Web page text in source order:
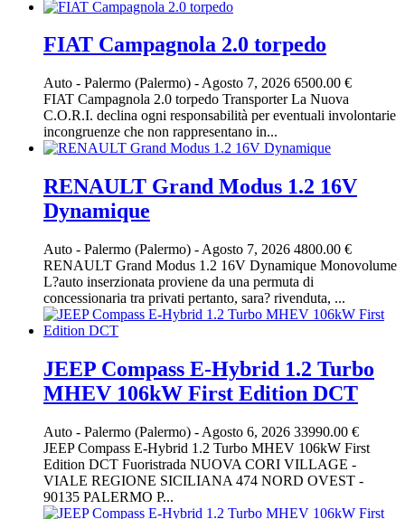
FIAT Campagnola 2.0 torpedo
Auto - Palermo (Palermo) - Agosto 7, 2026 6500.00 €
FIAT Campagnola 2.0 torpedo Transporter La Nuova
C.O.R.I. declina ogni responsabilità per eventuali involontarie
incongruenze che non rappresentano in...
RENAULT Grand Modus 1.2 16V
Dynamique
Auto - Palermo (Palermo) - Agosto 7, 2026 4800.00 €
RENAULT Grand Modus 1.2 16V Dynamique Monovolume
L?auto inserzionata proviene da una permuta di
concessionaria tra privati pertanto, sara? rivenduta, ...
JEEP Compass E-Hybrid 1.2 Turbo
MHEV 106kW First Edition DCT
Auto - Palermo (Palermo) - Agosto 6, 2026 33990.00 €
JEEP Compass E-Hybrid 1.2 Turbo MHEV 106kW First
Edition DCT Fuoristrada NUOVA CORI VILLAGE -
VIALE REGIONE SICILIANA 474 NORD OVEST -
90135 PALERMO P...